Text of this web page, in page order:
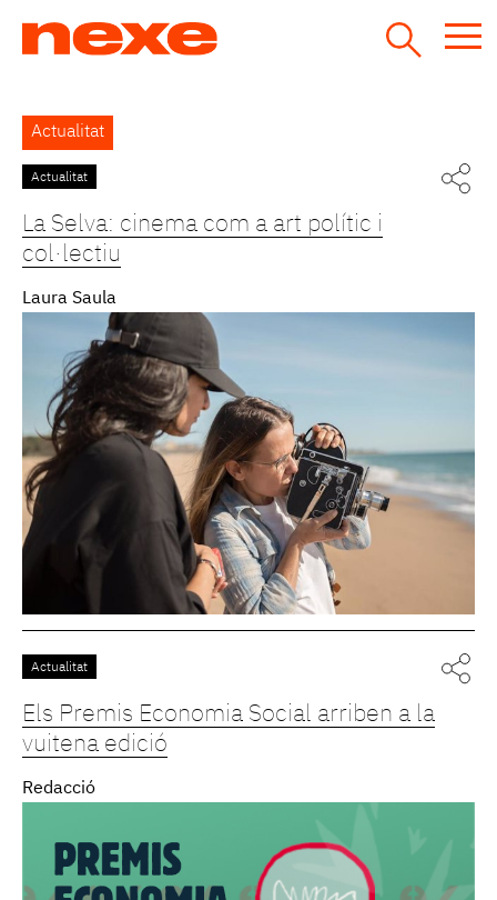
Back
to
top
Actualitat
Actualitat
La Selva: cinema com a art polític i
col·lectiu
Laura Saula
Actualitat
Els Premis Economia Social arriben a la
vuitena edició
Redacció
Pàgines